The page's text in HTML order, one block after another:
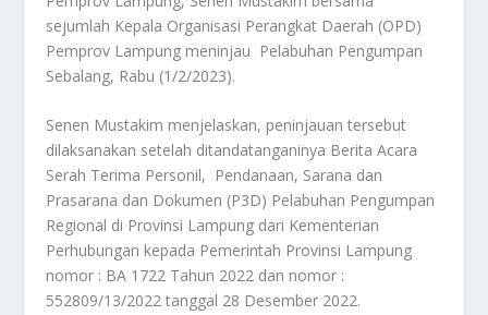
sejumlah Kepala Organisasi Perangkat Daerah (OPD)
Pemprov Lampung meninjau Pelabuhan Pengumpan
Sebalang, Rabu (1/2/2023).
Senen Mustakim menjelaskan, peninjauan tersebut
dilaksanakan setelah ditandatanganinya Berita Acara
Serah Terima Personil, Pendanaan, Sarana dan
Prasarana dan Dokumen (P3D) Pelabuhan Pengumpan
Regional di Provinsi Lampung dari Kementerian
Perhubungan kepada Pemerintah Provinsi Lampung
nomor : BA 1722 Tahun 2022 dan nomor :
552809/13/2022 tanggal 28 Desember 2022.